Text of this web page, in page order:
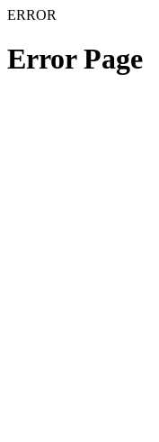
ERROR
Error Page